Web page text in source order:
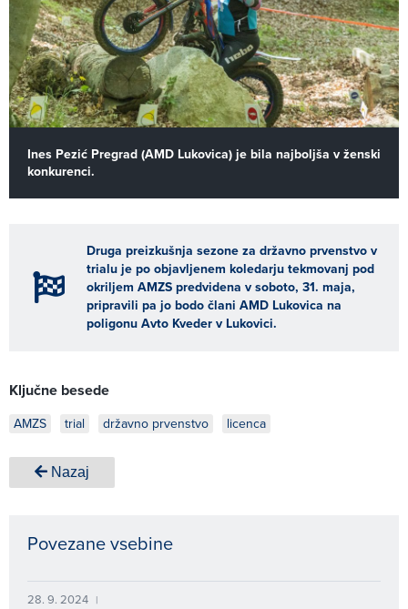
Ines Pezić Pregrad (AMD Lukovica) je bila najboljša v ženski
konkurenci.
Druga preizkušnja sezone za državno prvenstvo v
trialu je po objavljenem koledarju tekmovanj pod
okriljem AMZS predvidena v soboto, 31. maja,
pripravili pa jo bodo člani AMD Lukovica na
poligonu Avto Kveder v Lukovici.
Ključne besede
AMZS trial državno prvenstvo licenca
Nazaj
Povezane vsebine
28. 9. 2024 |